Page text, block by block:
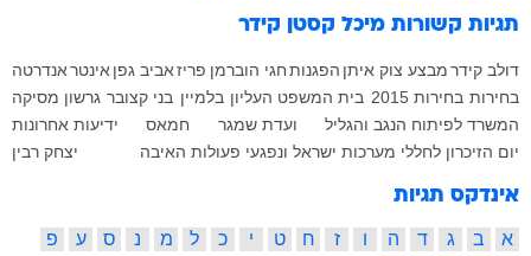
תגיות קשורות מיכל קסטן קידר
דולב קידרמבצע צוק איתן הפגנותחגי הוברמן פריז אביב גפן אינטראנדרטה
בחירות בחירות 2015 בית המשפט העליון בלמיין בני קצובר גרשון מסיקה
המשרד לפיתוח הנגב והגליל
ועדת שמגר חמאס
ידיעות אחרונות
יום הזיכרון לחללי מערכות ישראל ונפגעי פעולות האיבה
יצחק רבין
אינדקס תגיות
א ב ג ד ה ו ז ח ט י כ ל מ נ ס ע
פ